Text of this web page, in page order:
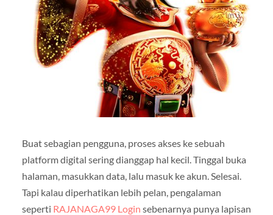
Buat sebagian pengguna, proses akses ke sebuah
platform digital sering dianggap hal kecil. Tinggal buka
halaman, masukkan data, lalu masuk ke akun. Selesai.
Tapi kalau diperhatikan lebih pelan, pengalaman
seperti RAJANAGA99 Login sebenarnya punya lapisan